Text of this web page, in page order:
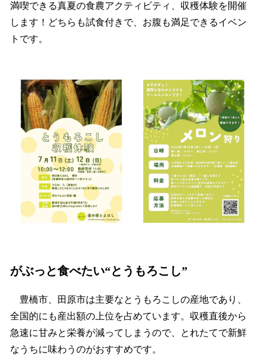
満喫できる真夏の食農アクティビティ、収穫体験を開催
します！どちらも試食付きで、お腹も満足できるイベン
トです。
がぶっと食べたい“とうもろこし”
豊橋市、田原市は主要なとうもろこしの産地であり、
全国的にも産出額の上位を占めています。収穫直後から
急速に甘みと栄養が減ってしまうので、とれたてで新鮮
なうちに味わうのがおすすめです。